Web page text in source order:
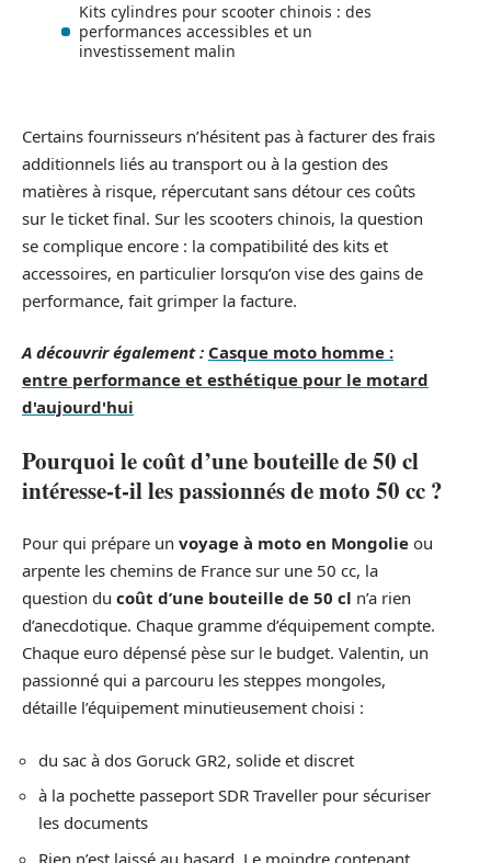
Kits cylindres pour scooter chinois : des
performances accessibles et un
investissement malin
Certains fournisseurs n’hésitent pas à facturer des frais
additionnels liés au transport ou à la gestion des
matières à risque, répercutant sans détour ces coûts
sur le ticket final. Sur les scooters chinois, la question
se complique encore : la compatibilité des kits et
accessoires, en particulier lorsqu’on vise des gains de
performance, fait grimper la facture.
A découvrir également : Casque moto homme :
entre performance et esthétique pour le motard
d'aujourd'hui
Pourquoi le coût d’une bouteille de 50 cl
intéresse-t-il les passionnés de moto 50 cc ?
Pour qui prépare un voyage à moto en Mongolie ou
arpente les chemins de France sur une 50 cc, la
question du coût d’une bouteille de 50 cl n’a rien
d’anecdotique. Chaque gramme d’équipement compte.
Chaque euro dépensé pèse sur le budget. Valentin, un
passionné qui a parcouru les steppes mongoles,
détaille l’équipement minutieusement choisi :
du sac à dos Goruck GR2, solide et discret
à la pochette passeport SDR Traveller pour sécuriser
les documents
Rien n’est laissé au hasard. Le moindre contenant,